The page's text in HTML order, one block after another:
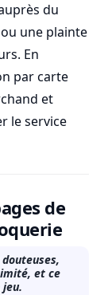
du
une plainte
En
par carte
et
le service
de
et ce
jeu.